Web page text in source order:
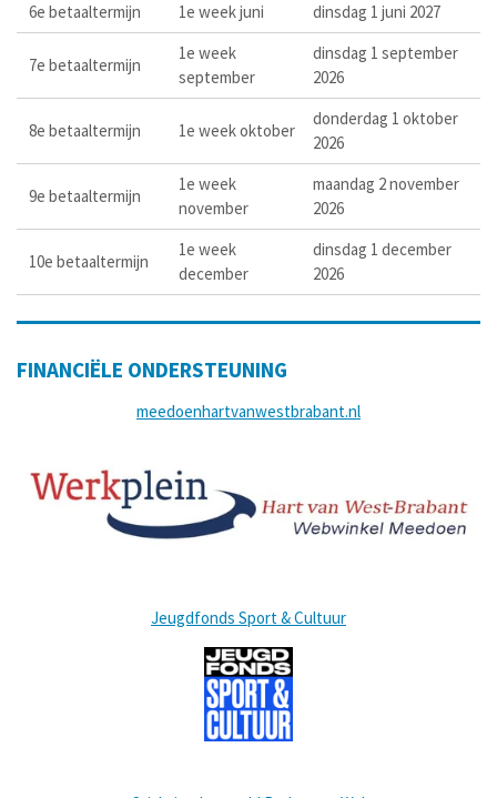
6e betaaltermijn
1e week juni dinsdag 1 juni 2027
7e betaaltermijn
1e week
september
dinsdag 1 september
2026
8e betaaltermijn 1e week oktober
donderdag 1 oktober
2026
9e betaaltermijn
1e week
november
maandag 2 november
2026
10e betaaltermijn
1e week
december
dinsdag 1 december
2026
FINANCIËLE ONDERSTEUNING
meedoenhartvanwestbrabant.nl
Jeugdfonds Sport & Cultuur